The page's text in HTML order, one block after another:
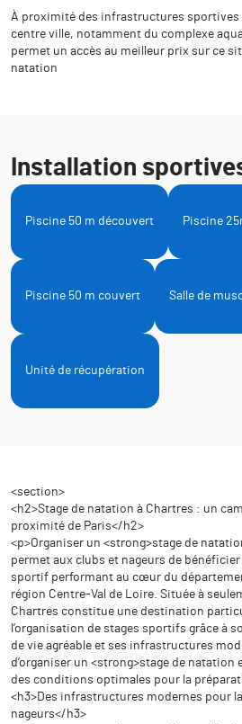
À proximité des infrastructures sportives
centre ville, notamment du complexe
permet un accès au meilleur prix sur ce
natation
Installation
Piscine 50 m découvert Piscine
Piscine 50 m couvert Salle de
Unité de récupération
<section>
<h2>Stage de natation à Chartres : un
proximité de Paris</h2>
<p>Organiser un <strong>stage de
permet aux clubs et nageurs de
sportif performant au cœur du
région Centre-Val de Loire. Située à
Chartres constitue une destination
l’organisation de stages sportifs grâce à
de vie agréable et ses infrastructures
d’organiser un <strong>stage de natation
des conditions optimales pour la
<h3>Des infrastructures modernes pour
nageurs</h3>